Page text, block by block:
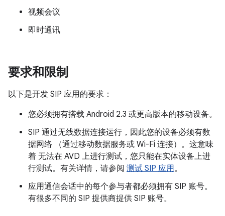
视频会议
即时通讯
要求和限制
以下是开发 SIP 应用的要求：
您必须拥有搭载 Android 2.3 或更高版本的移动设备。
SIP 通过无线数据连接运行，因此您的设备必须有数
据网络 （通过移动数据服务或 Wi-Fi 连接）。这意味
着 无法在 AVD 上进行测试，您只能在实体设备上进
行测试。有关详情，请参阅 测试 SIP 应用。
应用通信会话中的每个参与者都必须拥有 SIP 账号。
有很多不同的 SIP 提供商提供 SIP 账号。